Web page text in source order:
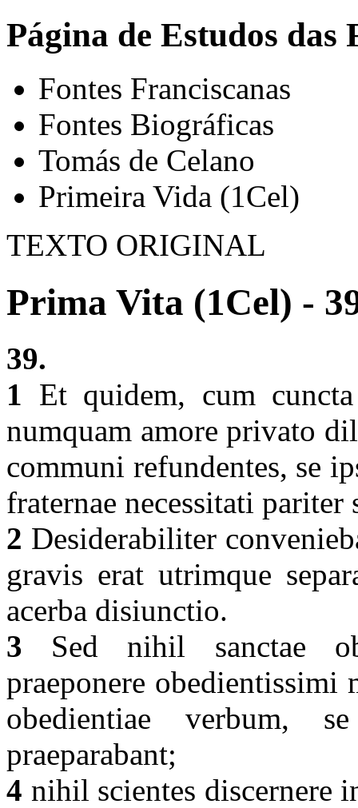
Página de Estudos das
Fontes Franciscanas
Fontes Biográficas
Tomás de Celano
Primeira Vida (1Cel)
TEXTO ORIGINAL
Prima Vita (1Cel) -
39.
1 Et quidem, cum
numquam amore privato
communi refundentes, se
fraternae necessitati
2 Desiderabiliter
gravis erat utrimque
acerba disiunctio.
3 Sed nihil sanctae
praeponere
obedientiae verbum,
praeparabant;
4 nihil scientes discernere